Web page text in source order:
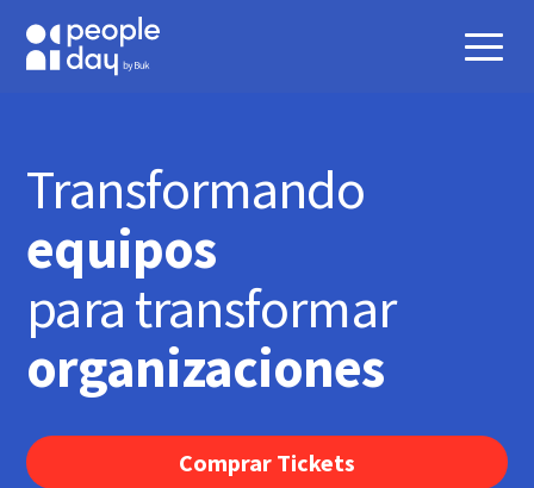
Transformando
para transformar
organizaciones
Comprar Tickets